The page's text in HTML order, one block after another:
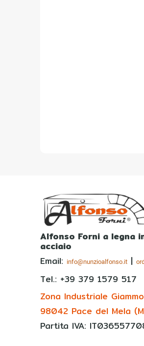
Alfonso Forni a legna
acciaio
Email: info@nunzioalfonso.it |
Tel.: +39 379 1579 517
Zona Industriale
98042 Pace del Mela
Partita IVA: